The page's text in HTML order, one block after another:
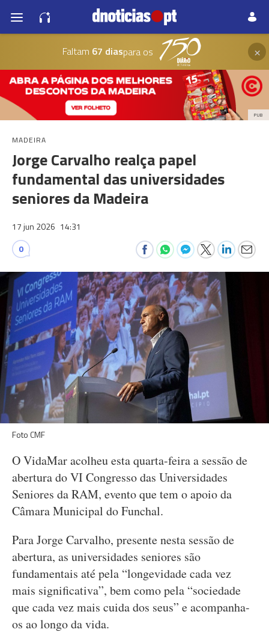
Faltam 67 diaspara os ×
PUB
MADEIRA
Jorge Carvalho realça papel
fundamental das universidades
seniores da Madeira
17 jun 2026 14:31
0
Foto CMF
O VidaMar acolheu esta quarta-feira a sessão de
abertura do VI Congresso das Universidades
Seniores da RAM, evento que tem o apoio da
Câmara Municipal do Funchal.
Para Jorge Carvalho, presente nesta sessão de
abertura, as universidades seniores são
fundamentais até pela “longevidade cada vez
mais significativa”, bem como pela “sociedade
que cada vez mais cuida dos seus” e acompanha-
os ao longo da vida.